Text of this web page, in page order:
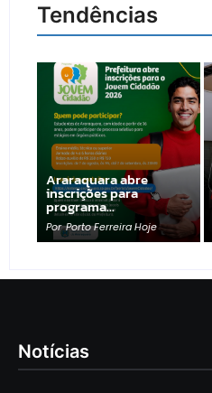
Tendências
Araraquara abre
inscrições para
programa…
Por Porto Ferreira Hoje
Notícias